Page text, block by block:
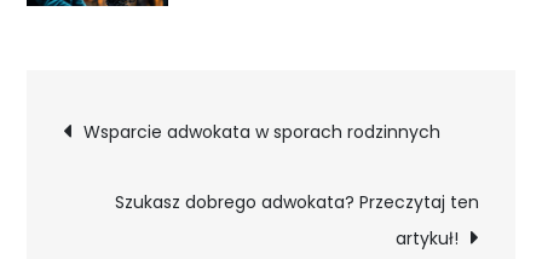
Nawigacja
wpisu
Wsparcie adwokata w sporach rodzinnych
Szukasz dobrego adwokata? Przeczytaj ten
artykuł!